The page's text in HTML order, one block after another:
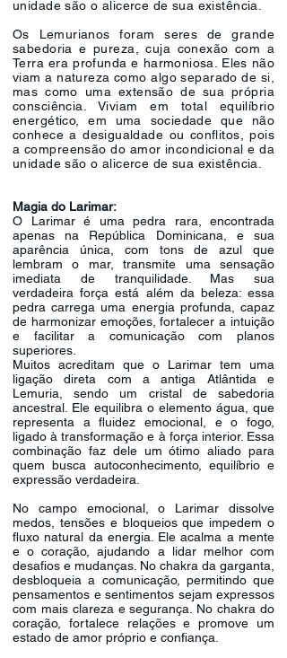
unidade são o alicerce de sua existência.
Os Lemurianos foram seres de grande
sabedoria e pureza, cuja conexão com a
Terra era profunda e harmoniosa. Eles não
viam a natureza como algo separado de si,
mas como uma extensão de sua própria
consciência. Viviam em total equilíbrio
energético, em uma sociedade que não
conhece a desigualdade ou conflitos, pois
a compreensão do amor incondicional e da
unidade são o alicerce de sua existência.
Magia do Larimar:
O Larimar é uma pedra rara, encontrada
apenas na República Dominicana, e sua
aparência única, com tons de azul que
lembram o mar, transmite uma sensação
imediata de tranquilidade. Mas sua
verdadeira força está além da beleza: essa
pedra carrega uma energia profunda, capaz
de harmonizar emoções, fortalecer a intuição
e facilitar a comunicação com planos
superiores.
Muitos acreditam que o Larimar tem uma
ligação direta com a antiga Atlântida e
Lemuria, sendo um cristal de sabedoria
ancestral. Ele equilibra o elemento água, que
representa a fluidez emocional, e o fogo,
ligado à transformação e à força interior. Essa
combinação faz dele um ótimo aliado para
quem busca autoconhecimento, equilíbrio e
expressão verdadeira.
No campo emocional, o Larimar dissolve
medos, tensões e bloqueios que impedem o
fluxo natural da energia. Ele acalma a mente
e o coração, ajudando a lidar melhor com
desafios e mudanças. No chakra da garganta,
desbloqueia a comunicação, permitindo que
pensamentos e sentimentos sejam expressos
com mais clareza e segurança. No chakra do
coração, fortalece relações e promove um
estado de amor próprio e confiança.